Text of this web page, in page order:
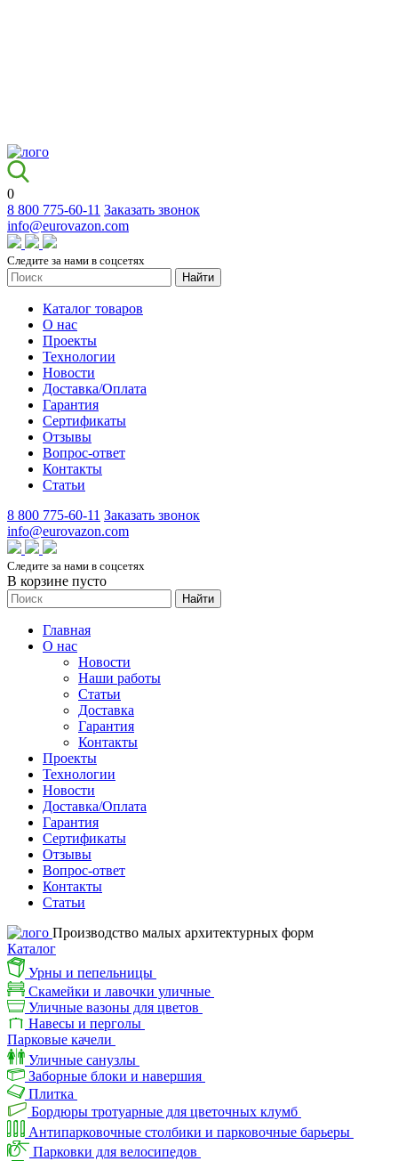
0
8 800 775-60-11 Заказать звонок
info@eurovazon.com
Следите за нами в соцсетях
Найти
Каталог товаров
О нас
Проекты
Технологии
Новости
Доставка/Оплата
Гарантия
Сертификаты
Отзывы
Вопрос-ответ
Контакты
Статьи
8 800 775-60-11 Заказать звонок
info@eurovazon.com
Следите за нами в соцсетях
В корзине пусто
Найти
Главная
О нас
Новости
Наши работы
Статьи
Доставка
Гарантия
Контакты
Проекты
Технологии
Новости
Доставка/Оплата
Гарантия
Сертификаты
Отзывы
Вопрос-ответ
Контакты
Статьи
Производство малых архитектурных форм
Каталог
Урны и пепельницы
Скамейки и лавочки уличные
Уличные вазоны для цветов
Навесы и перголы
Парковые качели
Уличные санузлы
Заборные блоки и навершия
Плитка
Бордюры тротуарные для цветочных клумб
Антипарковочные столбики и парковочные барьеры
Парковки для велосипедов